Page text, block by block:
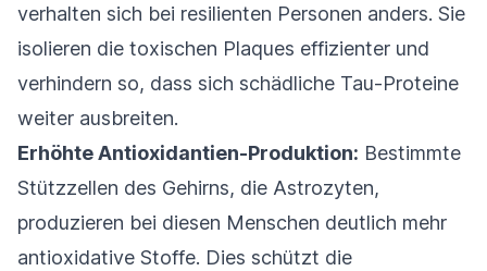
verhalten sich bei resilienten Personen anders. Sie
isolieren die toxischen Plaques effizienter und
verhindern so, dass sich schädliche Tau-Proteine
weiter ausbreiten.
Erhöhte Antioxidantien-Produktion: Bestimmte
Stützzellen des Gehirns, die Astrozyten,
produzieren bei diesen Menschen deutlich mehr
antioxidative Stoffe. Dies schützt die